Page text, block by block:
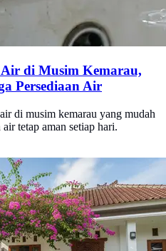
di Musim Kemarau,
Persediaan Air
di musim kemarau yang mudah
tetap aman setiap hari.